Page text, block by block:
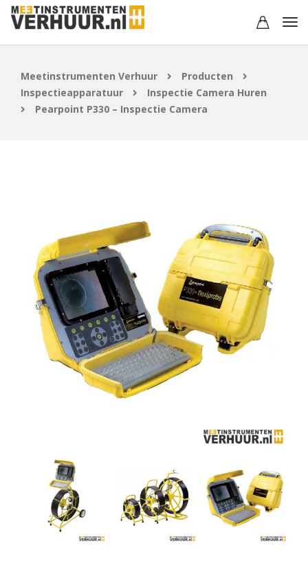
Meetinstrumenten Verhuur
Producten
Inspectieapparatuur
Inspectie Camera Huren
Pearpoint P330 – Inspectie Camera